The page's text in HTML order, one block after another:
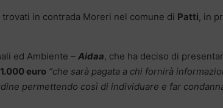
trovati in contrada Moreri nel comune di Patti, in
ed Ambiente – Aidaa, che ha deciso di
euro “che sarà pagata a chi fornirà
permettendo così di individuare e far